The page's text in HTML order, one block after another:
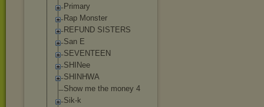
Primary
Rap Monster
REFUND SISTERS
San E
SEVENTEEN
SHINee
SHINHWA
Show me the money 4
Sik-k